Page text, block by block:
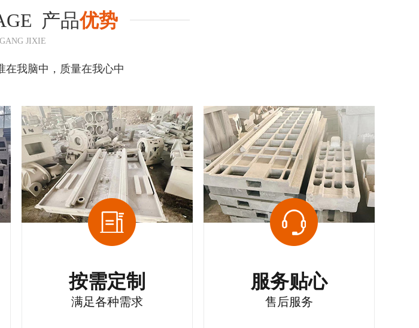
产品优势
JIXIE
在我脑中，质量在我心中
按需定制
满足各种需求
服务贴心
售后服务